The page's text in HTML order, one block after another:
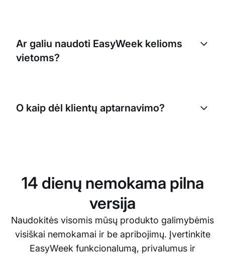
apmokėti rezervacijas internetu. Sistema taip pat
palaiko skirtingus kainodaros lygius ir nuolaidų
Ar galiu naudoti EasyWeek kelioms
vietoms?
paskyros, o klientai rezervuodami gali pasirinkti
O kaip dėl klientų aptarnavimo?
sklandų rezervacijos procesą.
14 dienų nemokama pilna
versija
Naudokitės visomis mūsų produkto galimybėmis
visiškai nemokamai ir be apribojimų. Įvertinkite
EasyWeek funkcionalumą, privalumus ir